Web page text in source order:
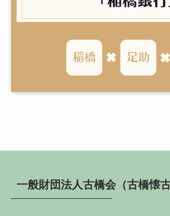
一般財団法人古橋会（古橋懐古